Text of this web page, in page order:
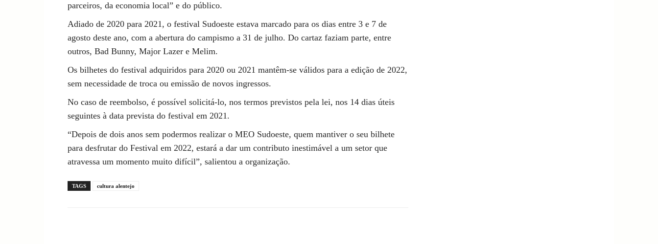
parceiros, da economia local” e do público.
Adiado de 2020 para 2021, o festival Sudoeste estava marcado para os dias entre 3 e 7 de
agosto deste ano, com a abertura do campismo a 31 de julho. Do cartaz faziam parte, entre
outros, Bad Bunny, Major Lazer e Melim.
Os bilhetes do festival adquiridos para 2020 ou 2021 mantêm-se válidos para a edição de 2022,
sem necessidade de troca ou emissão de novos ingressos.
No caso de reembolso, é possível solicitá-lo, nos termos previstos pela lei, nos 14 dias úteis
seguintes à data prevista do festival em 2021.
“Depois de dois anos sem podermos realizar o MEO Sudoeste, quem mantiver o seu bilhete
para desfrutar do Festival em 2022, estará a dar um contributo inestimável a um setor que
atravessa um momento muito difícil”, salientou a organização.
TAGS cultura alentejo